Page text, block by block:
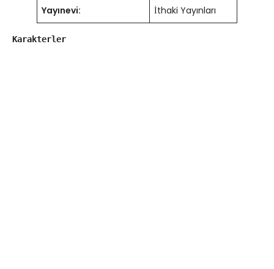
Yayınevi:
İthaki Yayınları
Karakterler